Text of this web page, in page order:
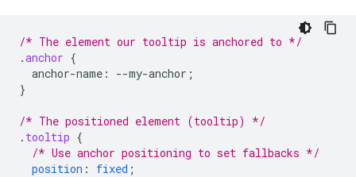
/* The element our tooltip is anchored to */
.anchor {
anchor-name : --my-anchor ;
}
/* The positioned element (tooltip) */
. tooltip {
/* Use anchor positioning to set fallbacks */
position : fixed ;